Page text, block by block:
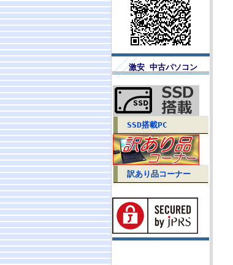
激安 中古パソコン
SSD搭載PC
訳あり品コーナー